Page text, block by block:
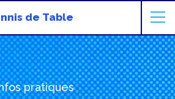
de Table
pratiques